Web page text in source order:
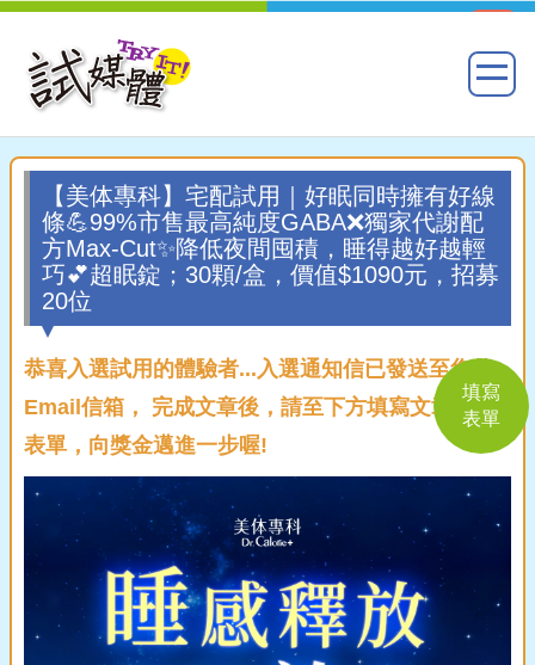
【美体專科】宅配試用｜好眠同時擁有好線
條💪99%市售最高純度GABA❌獨家代謝配
方Max-Cut✨降低夜間囤積，睡得越好越輕
巧💕超眠錠；30顆/盒，價值$1090元，招募
20位
恭喜入選試用的體驗者...入選通知信已發送至您的
Email信箱， 完成文章後，請至下方填寫文章回覆
表單，向獎金邁進一步喔!
填寫
表單